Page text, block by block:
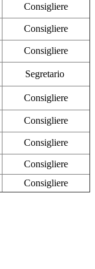
Consigliere
Consigliere
Consigliere
Segretario
Consigliere
Consigliere
Consigliere
Consigliere
Consigliere